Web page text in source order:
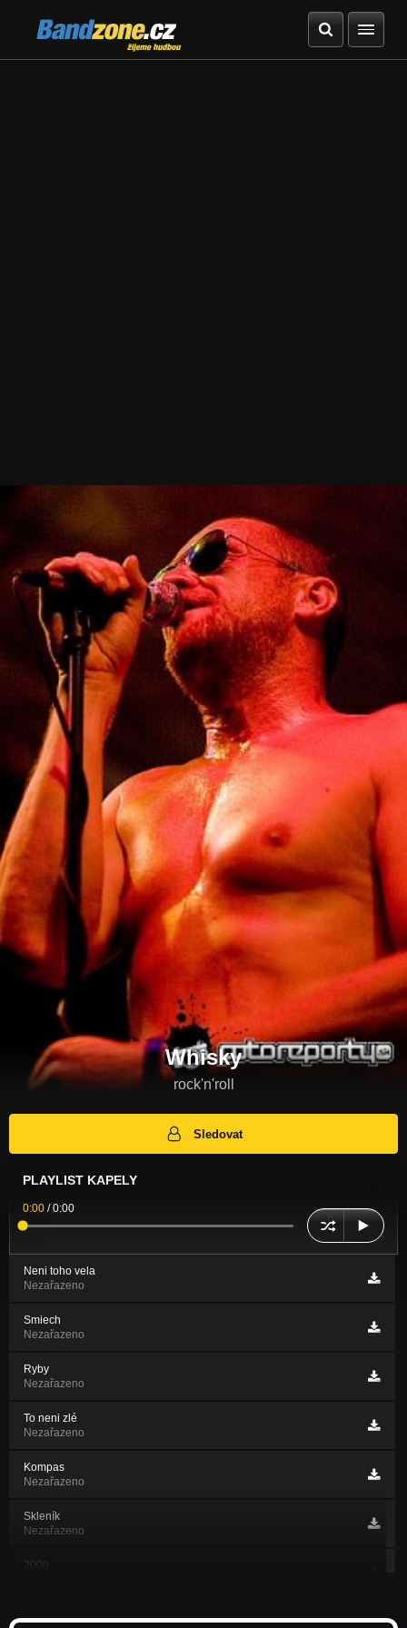
Bandzone.cz
žijeme hudbou
Whisky
rock'n'roll
Sledovat
PLAYLIST KAPELY
0:00 /0:00
Neni toho vela
Nezařazeno
Smiech
Nezařazeno
Ryby
Nezařazeno
To neni zlé
Nezařazeno
Kompas
Nezařazeno
Skleník
Nezařazeno
2000